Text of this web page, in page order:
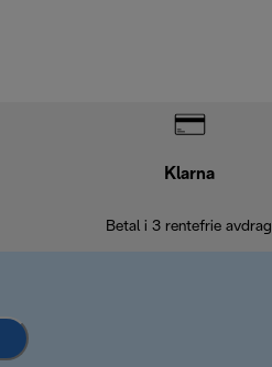
Klarna
Betal i 3 rentefrie avdrag